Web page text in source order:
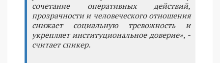
сочетание оперативных действий,
прозрачности и человеческого отношения
снижает социальную тревожность и
укрепляет институциональное доверие», -
считает спикер.